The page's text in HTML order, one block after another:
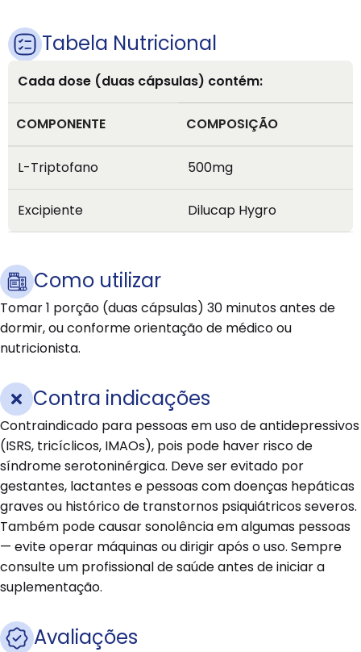
Tabela Nutricional
Cada dose (duas cápsulas) contém:
COMPONENTE COMPOSIÇÃO
L-Triptofano 500mg
Excipiente Dilucap Hygro
Como utilizar
Tomar 1 porção (duas cápsulas) 30 minutos antes de
dormir, ou conforme orientação de médico ou
nutricionista.
Contra indicações
Contraindicado para pessoas em uso de antidepressivos
(ISRS, tricíclicos, IMAOs), pois pode haver risco de
síndrome serotoninérgica. Deve ser evitado por
gestantes, lactantes e pessoas com doenças hepáticas
graves ou histórico de transtornos psiquiátricos severos.
Também pode causar sonolência em algumas pessoas
— evite operar máquinas ou dirigir após o uso. Sempre
consulte um profissional de saúde antes de iniciar a
suplementação.
Avaliações